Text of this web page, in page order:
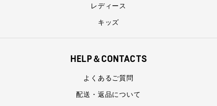
レディース
キッズ
HELP＆CONTACTS
よくあるご質問
配送・返品について